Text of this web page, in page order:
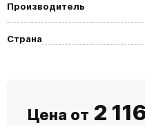
Производитель
Страна
Цена от 2